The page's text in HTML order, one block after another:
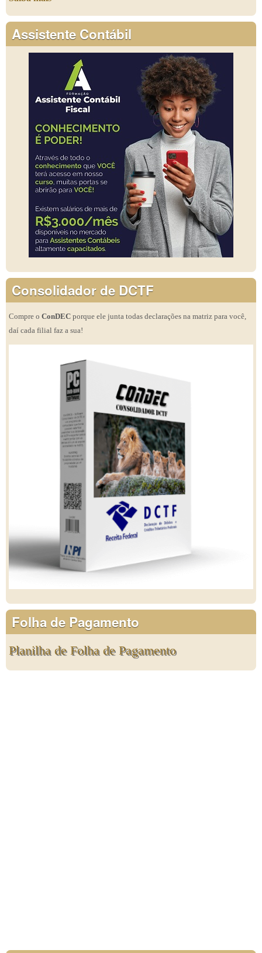
Assistente Contábil
Consolidador de DCTF
Compre o ConDEC porque ele junta todas declarações na matriz para você,
daí cada filial faz a sua!
Folha de Pagamento
Planilha de Folha de Pagamento